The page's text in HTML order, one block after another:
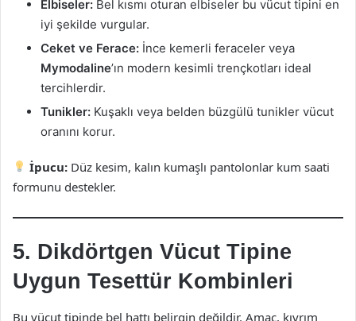
Elbiseler: Bel kısmı oturan elbiseler bu vücut tipini en
iyi şekilde vurgular.
Ceket ve Ferace: İnce kemerli feraceler veya
Mymodaline’ın modern kesimli trençkotları ideal
tercihlerdir.
Tunikler: Kuşaklı veya belden büzgülü tunikler vücut
oranını korur.
İpucu: Düz kesim, kalın kumaşlı pantolonlar kum saati
formunu destekler.
5. Dikdörtgen Vücut Tipine
Uygun Tesettür Kombinleri
Bu vücut tipinde bel hattı belirgin değildir. Amaç, kıvrım